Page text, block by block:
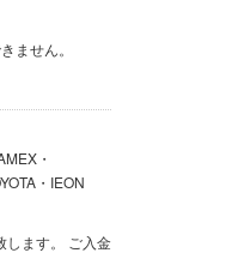
ません。
・
・IEON
します。 ご入金